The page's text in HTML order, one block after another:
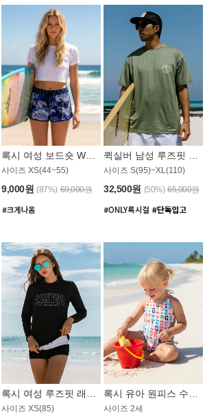
사이즈 XS(44~55)
9,000원 (87%) 69,000원
사이즈 S(95)~XL(110)
32,500원 (50%) 65,000원
사이즈 XS(85) 사이즈 2세